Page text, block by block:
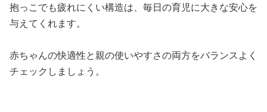
抱っこでも疲れにくい構造は、毎日の育児に大きな安心を
与えてくれます。
赤ちゃんの快適性と親の使いやすさの両方をバランスよく
チェックしましょう。